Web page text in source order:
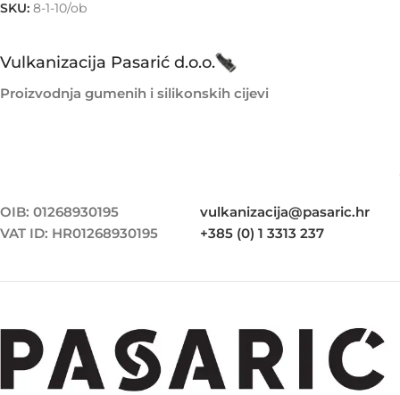
SKU: 8-1-10/ob
Vulkanizacija Pasarić d.o.o.
Proizvodnja gumenih i silikonskih cijevi
OIB: 01268930195
VAT ID: HR01268930195
vulkanizacija@pasaric.hr
+385 (0) 1 3313 237